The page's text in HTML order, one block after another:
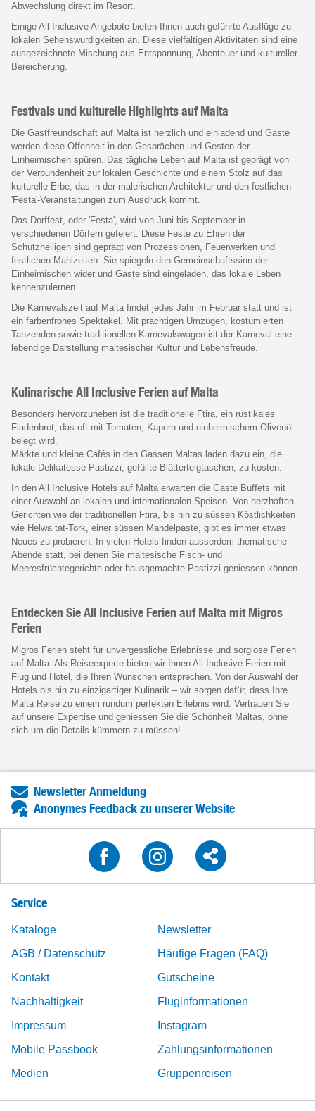
Abwechslung direkt im Resort.
Einige All Inclusive Angebote bieten Ihnen auch geführte Ausflüge zu
lokalen Sehenswürdigkeiten an. Diese vielfältigen Aktivitäten sind eine
ausgezeichnete Mischung aus Entspannung, Abenteuer und kultureller
Bereicherung.
Festivals und kulturelle Highlights auf Malta
Die Gastfreundschaft auf Malta ist herzlich und einladend und Gäste
werden diese Offenheit in den Gesprächen und Gesten der
Einheimischen spüren. Das tägliche Leben auf Malta ist geprägt von
der Verbundenheit zur lokalen Geschichte und einem Stolz auf das
kulturelle Erbe, das in der malerischen Architektur und den festlichen
'Festa'-Veranstaltungen zum Ausdruck kommt.
Das Dorffest, oder 'Festa', wird von Juni bis September in
verschiedenen Dörfern gefeiert. Diese Feste zu Ehren der
Schutzheiligen sind geprägt von Prozessionen, Feuerwerken und
festlichen Mahlzeiten. Sie spiegeln den Gemeinschaftssinn der
Einheimischen wider und Gäste sind eingeladen, das lokale Leben
kennenzulernen.
Die Karnevalszeit auf Malta findet jedes Jahr im Februar statt und ist
ein farbenfrohes Spektakel. Mit prächtigen Umzügen, kostümierten
Tanzenden sowie traditionellen Karnevalswagen ist der Karneval eine
lebendige Darstellung maltesischer Kultur und Lebensfreude.
Kulinarische All Inclusive Ferien auf Malta
Besonders hervorzuheben ist die traditionelle Ftira, ein rustikales
Fladenbrot, das oft mit Tomaten, Kapern und einheimischem Olivenöl
belegt wird.
Märkte und kleine Cafés in den Gassen Maltas laden dazu ein, die
lokale Delikatesse Pastizzi, gefüllte Blätterteigtaschen, zu kosten.
In den All Inclusive Hotels auf Malta erwarten die Gäste Buffets mit
einer Auswahl an lokalen und internationalen Speisen. Von herzhaften
Gerichten wie der traditionellen Ftira, bis hin zu süssen Köstlichkeiten
wie Ħelwa tat-Tork, einer süssen Mandelpaste, gibt es immer etwas
Neues zu probieren. In vielen Hotels finden ausserdem thematische
Abende statt, bei denen Sie maltesische Fisch- und
Meeresfrüchtegerichte oder hausgemachte Pastizzi geniessen können.
Entdecken Sie All Inclusive Ferien auf Malta mit Migros
Ferien
Migros Ferien steht für unvergessliche Erlebnisse und sorglose Ferien
auf Malta. Als Reiseexperte bieten wir Ihnen All Inclusive Ferien mit
Flug und Hotel, die Ihren Wünschen entsprechen. Von der Auswahl der
Hotels bis hin zu einzigartiger Kulinarik – wir sorgen dafür, dass Ihre
Malta Reise zu einem rundum perfekten Erlebnis wird. Vertrauen Sie
auf unsere Expertise und geniessen Sie die Schönheit Maltas, ohne
sich um die Details kümmern zu müssen!
Newsletter Anmeldung
Anonymes Feedback zu unserer Website
Service
Kataloge
Newsletter
AGB / Datenschutz
Häufige Fragen (FAQ)
Kontakt
Gutscheine
Nachhaltigkeit
Fluginformationen
Impressum
Instagram
Mobile Passbook
Zahlungsinformationen
Medien
Gruppenreisen